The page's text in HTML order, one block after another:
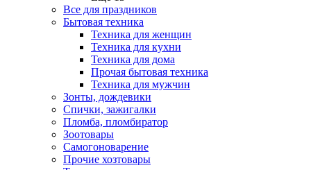
Все для праздников
Бытовая техника
Техника для женщин
Техника для кухни
Техника для дома
Прочая бытовая техника
Техника для мужчин
Зонты, дождевики
Спички, зажигалки
Пломба, пломбиратор
Зоотовары
Самогоноварение
Прочие хозтовары